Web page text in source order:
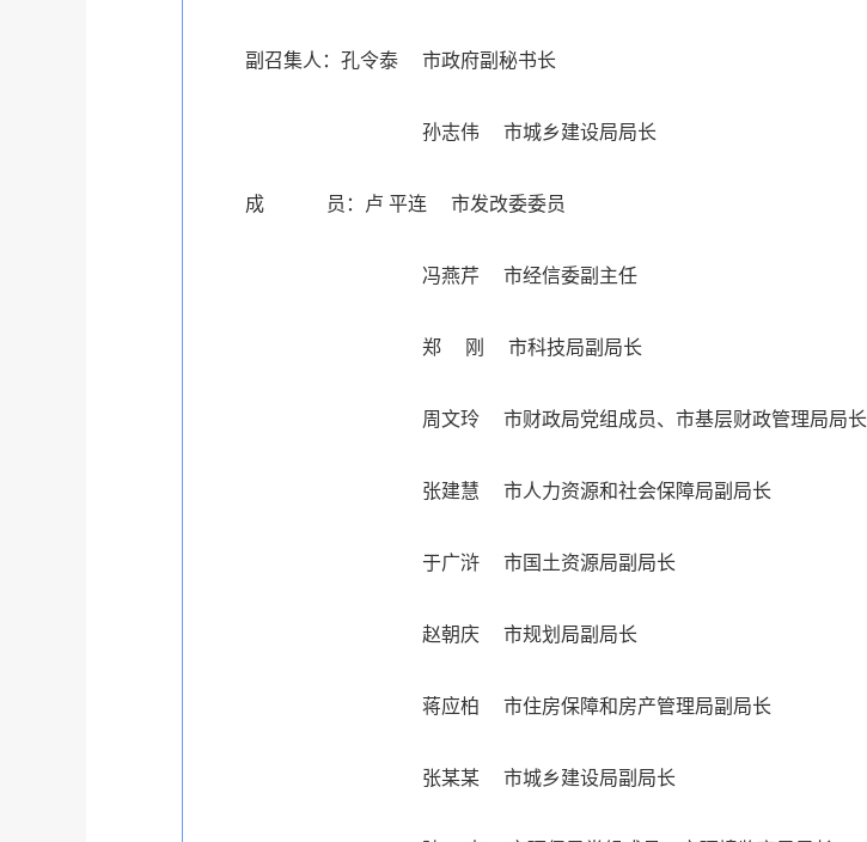
副召集人：孔令泰 市政府副秘书长
孙志伟 市城乡建设局局长
成 员：卢 平连 市发改委委员
冯燕芹 市经信委副主任
郑 刚 市科技局副局长
周文玲 市财政局党组成员、市基层财政管理局局长
张建慧 市人力资源和社会保障局副局长
于广浒 市国土资源局副局长
赵朝庆 市规划局副局长
蒋应柏 市住房保障和房产管理局副局长
张某某 市城乡建设局副局长